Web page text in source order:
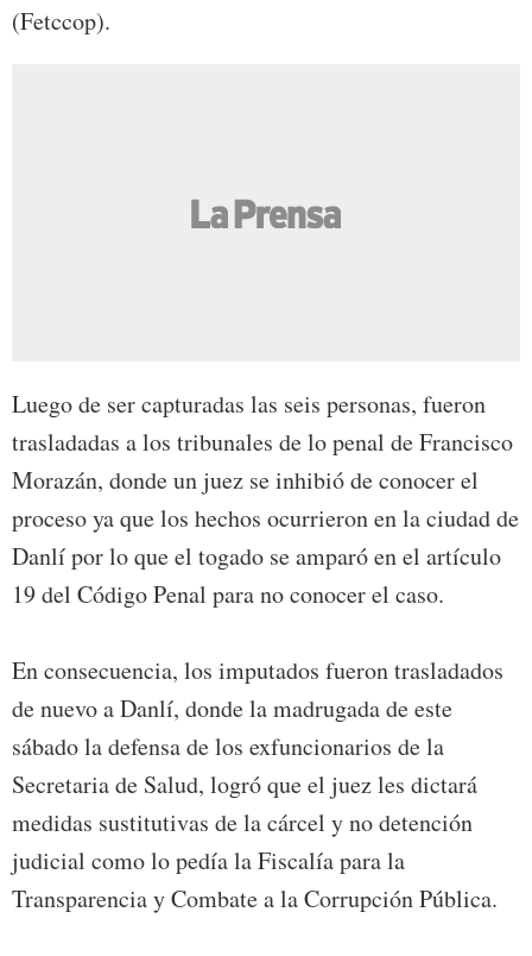
(Fetccop).
Luego de ser capturadas las seis personas, fueron
trasladadas a los tribunales de lo penal de Francisco
Morazán, donde un juez se inhibió de conocer el
proceso ya que los hechos ocurrieron en la ciudad de
Danlí por lo que el togado se amparó en el artículo
19 del Código Penal para no conocer el caso.
En consecuencia, los imputados fueron trasladados
de nuevo a Danlí, donde la madrugada de este
sábado la defensa de los exfuncionarios de la
Secretaria de Salud, logró que el juez les dictará
medidas sustitutivas de la cárcel y no detención
judicial como lo pedía la Fiscalía para la
Transparencia y Combate a la Corrupción Pública.